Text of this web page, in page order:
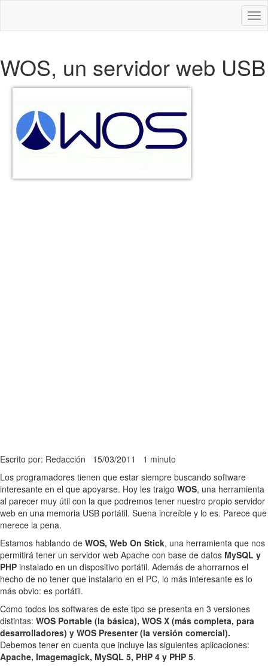
WOS, un servidor web USB
Escrito por: Redacción 15/03/2011 1 minuto
Los programadores tienen que estar siempre buscando software
interesante en el que apoyarse. Hoy les traigo WOS, una herramienta
al parecer muy útil con la que podremos tener nuestro propio servidor
web en una memoria USB portátil. Suena increíble y lo es. Parece que
merece la pena.
Estamos hablando de WOS, Web On Stick, una herramienta que nos
permitirá tener un servidor web Apache con base de datos MySQL y
PHP instalado en un dispositivo portátil. Además de ahorrarnos el
hecho de no tener que instalarlo en el PC, lo más interesante es lo
más obvio: es portátil.
Como todos los softwares de este tipo se presenta en 3 versiones
distintas: WOS Portable (la básica), WOS X (más completa, para
desarrolladores) y WOS Presenter (la versión comercial).
Debemos tener en cuenta que incluye las siguientes aplicaciones:
Apache, Imagemagick, MySQL 5, PHP 4 y PHP 5.